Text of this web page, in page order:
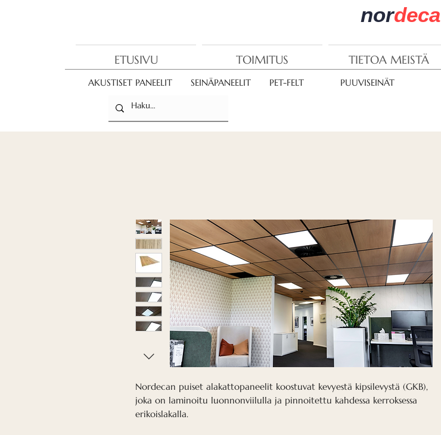
nordeca
ETUSIVU TOIMITUS TIETOA MEISTÄ
AKUSTISET PANEELIT SEINÄPANEELIT PET-FELT PUUVISEINÄT
Nordecan puiset alakattopaneelit koostuvat kevyestä kipsilevystä (GKB),
joka on laminoitu luonnonviilulla ja pinnoitettu kahdessa kerroksessa
erikoislakalla.